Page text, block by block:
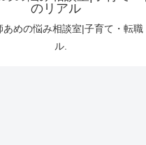
のリアル
めの悩み相談室|子育て・転職
ル.